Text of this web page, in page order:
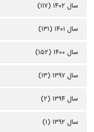
سال ۱۴۰۲ (۱۱۷)
سال ۱۴۰۱ (۱۳۱)
سال ۱۴۰۰ (۱۵۲)
سال ۱۳۹۷ (۱۳)
سال ۱۳۹۴ (۲)
سال ۱۳۹۲ (۱)